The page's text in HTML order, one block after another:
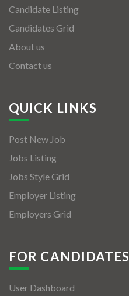
Candidate Listing
Candidates Grid
About us
Contact us
QUICK LINKS
Post New Job
Jobs Listing
Jobs Style Grid
Employer Listing
Employers Grid
FOR CANDIDATES
User Dashboard